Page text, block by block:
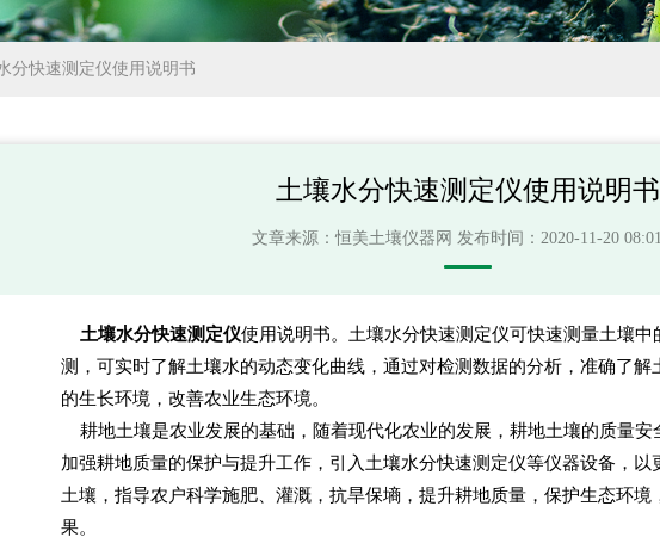
分快速测定仪使用说明书
土壤水分快速测定仪使用说明书
文章来源：恒美土壤仪器网 发布时间：2020-11-20
土壤水分快速测定仪使用说明书。土壤水分快速测定仪可快速测量土壤
测，可实时了解土壤水的动态变化曲线，通过对检测数据的分析，准确了解
的生长环境，改善农业生态环境。
耕地土壤是农业发展的基础，随着现代化农业的发展，耕地土壤的质量安
加强耕地质量的保护与提升工作，引入土壤水分快速测定仪等仪器设备，以
土壤，指导农户科学施肥、灌溉，抗旱保墒，提升耕地质量，保护生态环境
果。